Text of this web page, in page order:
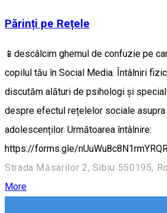
Părinți pe Rețele
📱descâlcim ghemul de confuzie pe
copilul tău în Social Media. Întâlniri
discutăm alături de psihologi și
despre efectul rețelelor sociale
adolescenților. Următoarea întâlnire:
https://forms.gle/
Strada Măsarilor 2, Sibiu 550195,
More